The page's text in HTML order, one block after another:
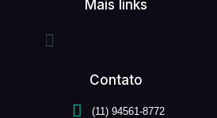
Mais links
Contato
(11) 94561-8772